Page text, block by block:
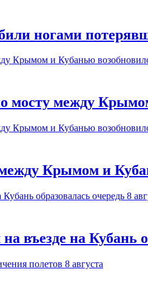
ногами
мосту между
Крымом и
въезде на Кубань